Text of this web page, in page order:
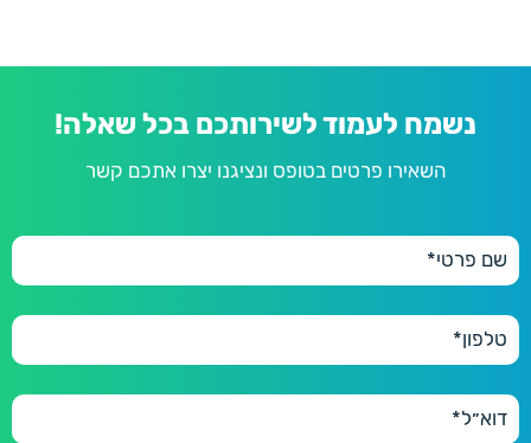
נשמח לעמוד לשירותכם בכל שאלה!
השאירו פרטים בטופס ונציגנו יצרו אתכם קשר